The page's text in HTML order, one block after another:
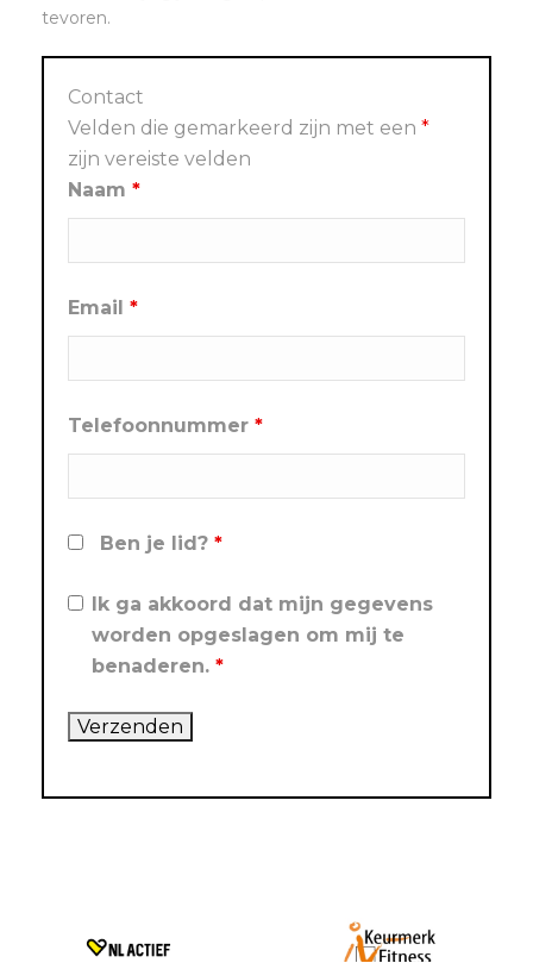
tevoren.
Contact
Velden die gemarkeerd zijn met een *
zijn vereiste velden
Naam *
Email *
Telefoonnummer *
Ben je lid? *
Ik ga akkoord dat mijn gegevens
worden opgeslagen om mij te
benaderen. *